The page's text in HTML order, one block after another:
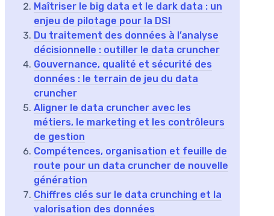
Maîtriser le big data et le dark data : un
enjeu de pilotage pour la DSI
Du traitement des données à l’analyse
décisionnelle : outiller le data cruncher
Gouvernance, qualité et sécurité des
données : le terrain de jeu du data
cruncher
Aligner le data cruncher avec les
métiers, le marketing et les contrôleurs
de gestion
Compétences, organisation et feuille de
route pour un data cruncher de nouvelle
génération
Chiffres clés sur le data crunching et la
valorisation des données